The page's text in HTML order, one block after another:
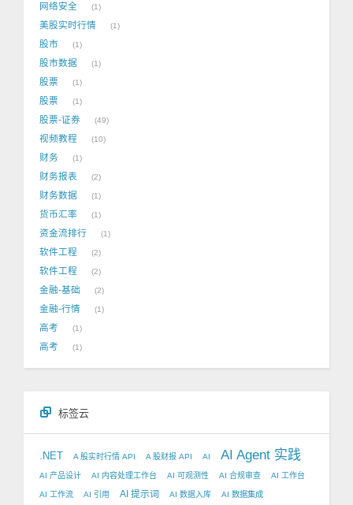
网络安全 1
美股实时行情 1
股市 1
股市数据 1
股票 1
股票 1
股票-证券 49
视频教程 10
财务 1
财务报表 2
财务数据 1
货币汇率 1
资金流排行 1
软件工程 2
软件工程 2
金融-基础 2
金融-行情 1
高考 1
高考 1
标签云
.NET A 股实时行情 API A 股财报 API AI AI Agent 实践
AI 产品设计 AI 内容处理工作台 AI 可观测性 AI 合规审查 AI 工作台
AI 工作流 AI 引用 AI 提示词 AI 数据入库 AI 数据集成